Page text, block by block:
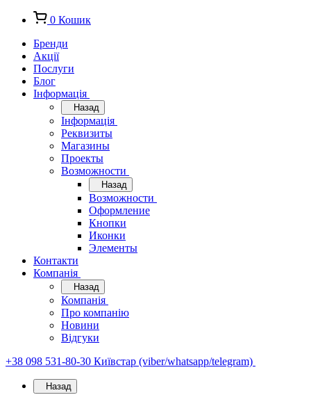
0 Кошик
Бренди
Акції
Послуги
Блог
Інформація
Назад
Інформація
Реквизиты
Магазины
Проекты
Возможности
Назад
Возможности
Оформление
Кнопки
Иконки
Элементы
Контакти
Компанія
Назад
Компанія
Про компанію
Новини
Відгуки
+38 098 531-80-30 Київстар (viber/whatsapp/telegram)
Назад